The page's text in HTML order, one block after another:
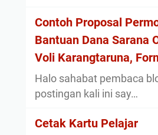
Contoh Proposal
Bantuan Dana Sarana
Voli Karangtaruna,
Halo sahabat pembaca
postingan kali ini say…
Cetak Kartu Pelajar